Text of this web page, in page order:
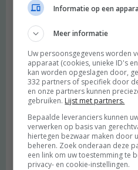
We hebben al vol verbazing
Plus tijdens het
ons toen al op te winden over
constant in veren en bont hij is
dat allemaal vandaan
ophouden iedere keer weer wat
veren van een ander pronken.
1 van de belangrijke dingen. We
dierenleed.
Beantwoorden
Informatie op een
Meer informatie
Uw persoonsgegevens worden
apparaat (cookies, unieke ID's
kan worden opgeslagen door,
332 partners of specifiek door
en onze partners kunnen
gebruiken. Lijst met partners.
Bepaalde leveranciers kunnen
verwerken op basis van
hiertegen bezwaar maken door
beheren. Zoek onderaan deze
een link om uw toestemming te
privacy- en cookie-instellingen.